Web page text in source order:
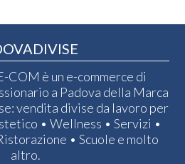
COM è un e-commerce di
a Padova della Marca
vendita divise da lavoro per
• Wellness • Servizi •
• Scuole e molto
altro.